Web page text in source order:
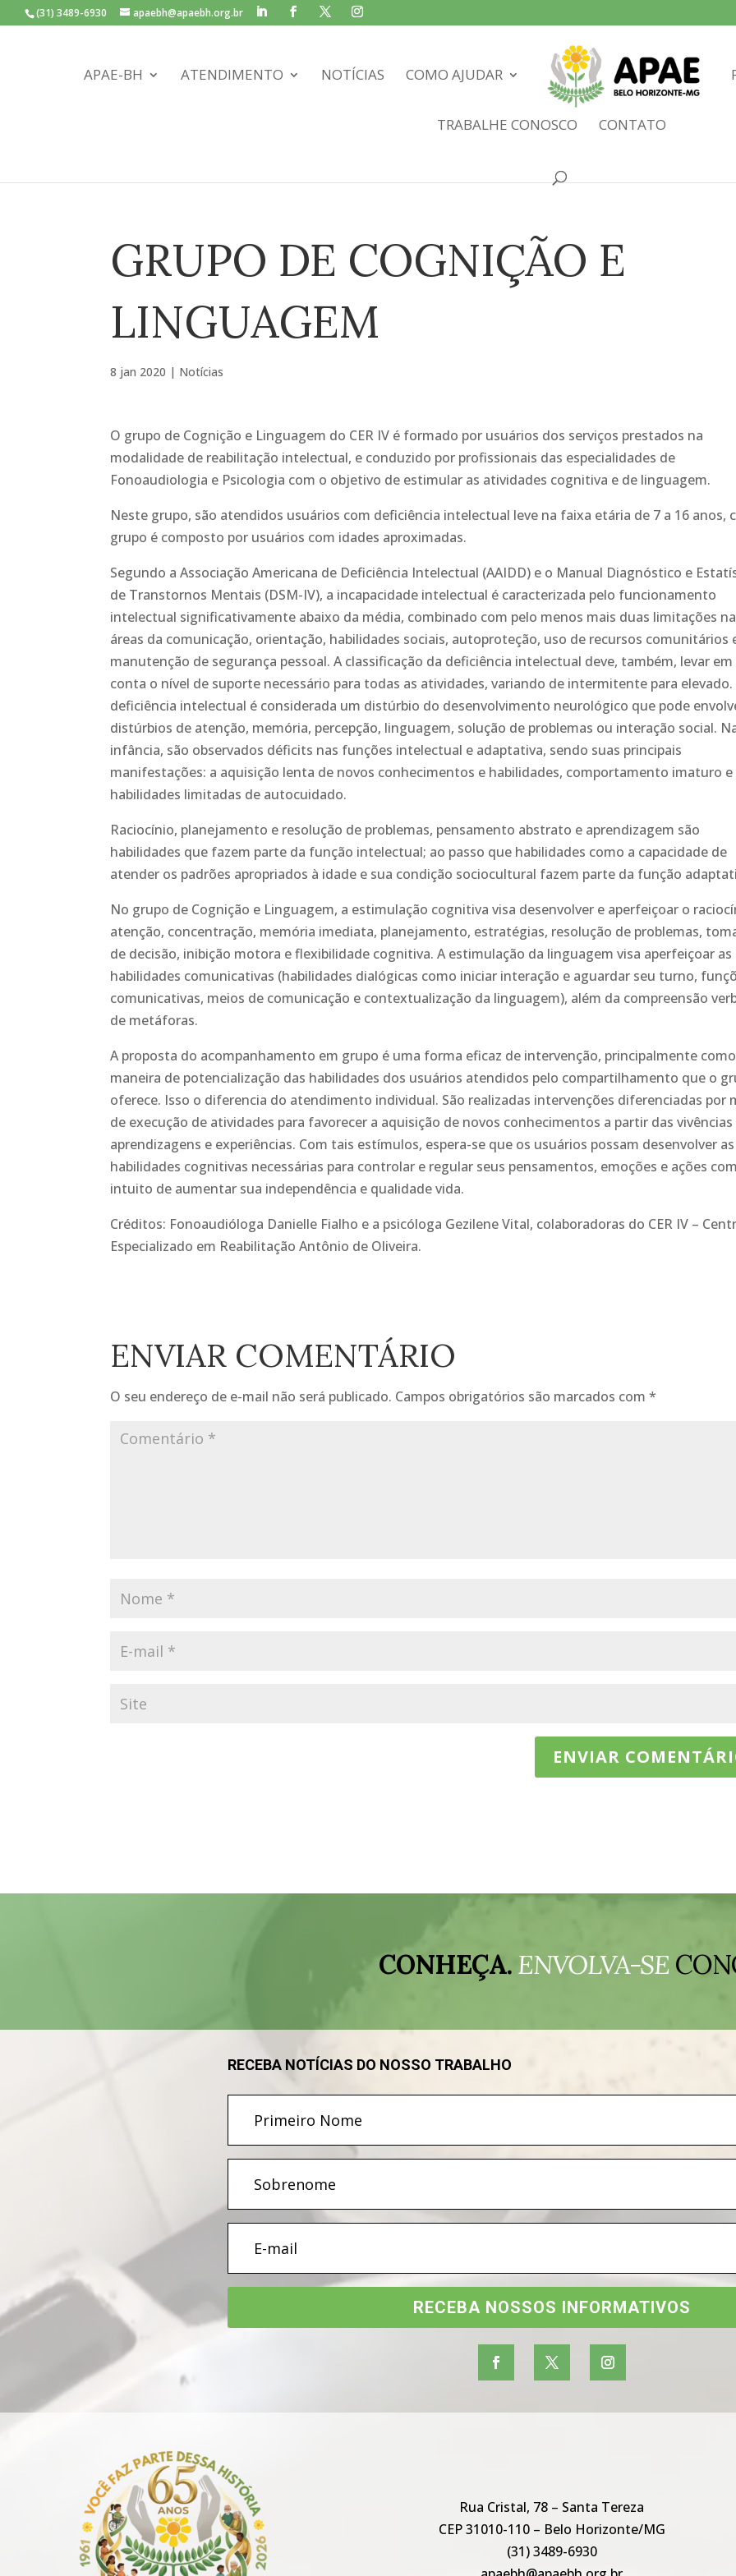
(31) 3489-6930 apaebh@apaebh.org.br
APAE-BH ATENDIMENTO NOTÍCIAS COMO AJUDAR
TRABALHE CONOSCO CONTATO
GRUPO DE COGNIÇÃO E
LINGUAGEM
8 jan 2020 | Notícias
O grupo de Cognição e Linguagem do CER IV é formado por usuários dos serviços prestados na
modalidade de reabilitação intelectual, e conduzido por profissionais das especialidades de
Fonoaudiologia e Psicologia com o objetivo de estimular as atividades cognitiva e de linguagem.
Neste grupo, são atendidos usuários com deficiência intelectual leve na faixa etária de 7 a 16 anos,
grupo é composto por usuários com idades aproximadas.
Segundo a Associação Americana de Deficiência Intelectual (AAIDD) e o Manual Diagnóstico e
de Transtornos Mentais (DSM-IV), a incapacidade intelectual é caracterizada pelo funcionamento
intelectual significativamente abaixo da média, combinado com pelo menos mais duas limitações
áreas da comunicação, orientação, habilidades sociais, autoproteção, uso de recursos comunitários
manutenção de segurança pessoal. A classificação da deficiência intelectual deve, também, levar em
conta o nível de suporte necessário para todas as atividades, variando de intermitente para elevado.
deficiência intelectual é considerada um distúrbio do desenvolvimento neurológico que pode
distúrbios de atenção, memória, percepção, linguagem, solução de problemas ou interação social.
infância, são observados déficits nas funções intelectual e adaptativa, sendo suas principais
manifestações: a aquisição lenta de novos conhecimentos e habilidades, comportamento imaturo e
habilidades limitadas de autocuidado.
Raciocínio, planejamento e resolução de problemas, pensamento abstrato e aprendizagem são
habilidades que fazem parte da função intelectual; ao passo que habilidades como a capacidade de
atender os padrões apropriados à idade e sua condição sociocultural fazem parte da função
No grupo de Cognição e Linguagem, a estimulação cognitiva visa desenvolver e aperfeiçoar o
atenção, concentração, memória imediata, planejamento, estratégias, resolução de problemas,
de decisão, inibição motora e flexibilidade cognitiva. A estimulação da linguagem visa aperfeiçoar as
habilidades comunicativas (habilidades dialógicas como iniciar interação e aguardar seu turno,
comunicativas, meios de comunicação e contextualização da linguagem), além da compreensão
de metáforas.
A proposta do acompanhamento em grupo é uma forma eficaz de intervenção, principalmente como
maneira de potencialização das habilidades dos usuários atendidos pelo compartilhamento que o
oferece. Isso o diferencia do atendimento individual. São realizadas intervenções diferenciadas por
de execução de atividades para favorecer a aquisição de novos conhecimentos a partir das vivências
aprendizagens e experiências. Com tais estímulos, espera-se que os usuários possam desenvolver as
habilidades cognitivas necessárias para controlar e regular seus pensamentos, emoções e ações
intuito de aumentar sua independência e qualidade vida.
Créditos: Fonoaudióloga Danielle Fialho e a psicóloga Gezilene Vital, colaboradoras do CER IV –
Especializado em Reabilitação Antônio de Oliveira.
ENVIAR COMENTÁRIO
O seu endereço de e-mail não será publicado. Campos obrigatórios são marcados com*
CONHEÇA.ENVOLVA-SE
RECEBA NOTÍCIAS DO NOSSO TRABALHO
RECEBA NOSSOS INFORMATIVOS
Rua Cristal, 78 – Santa Tereza
CEP 31010-110 – Belo Horizonte/MG
(31) 3489-6930